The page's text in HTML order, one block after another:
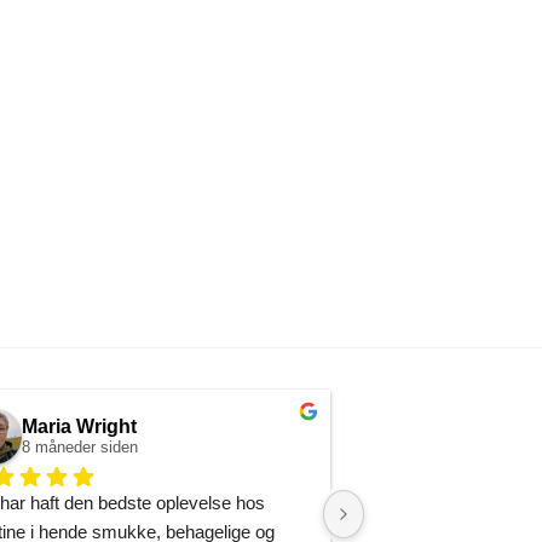
Maria Wright
8 måneder siden
haft den bedste oplevelse hos
i hende smukke, behagelige og